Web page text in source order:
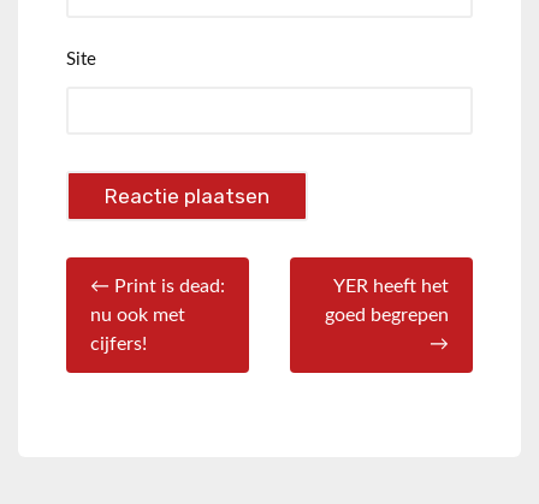
Site
← Print is dead:
nu ook met
cijfers!
YER heeft het
goed begrepen
→